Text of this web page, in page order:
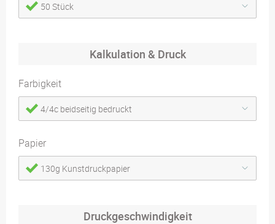
50 Stück
Kalkulation & Druck
Farbigkeit
4/4c beidseitig bedruckt
Papier
130g Kunstdruckpapier
Druckgeschwindigkeit